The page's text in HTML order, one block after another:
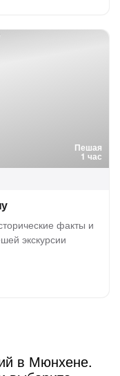
Пешая
1 час
факты и
экскурсии
в Мюнхене.